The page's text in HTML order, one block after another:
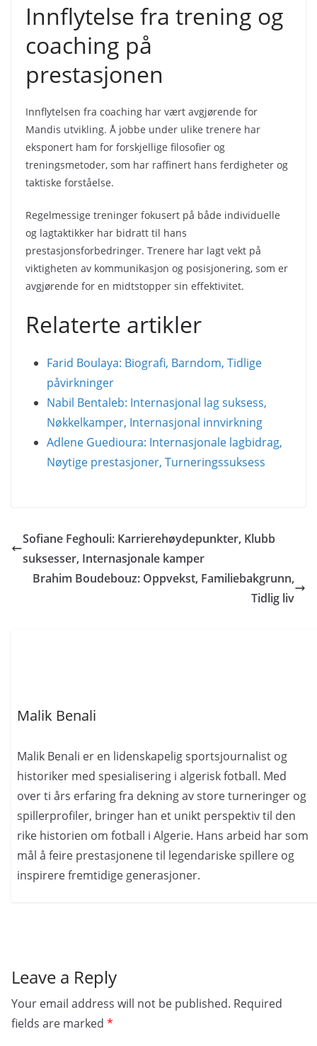
Innflytelse fra trening og
coaching på
prestasjonen
Innflytelsen fra coaching har vært avgjørende for
Mandis utvikling. Å jobbe under ulike trenere har
eksponert ham for forskjellige filosofier og
treningsmetoder, som har raffinert hans ferdigheter og
taktiske forståelse.
Regelmessige treninger fokusert på både individuelle
og lagtaktikker har bidratt til hans
prestasjonsforbedringer. Trenere har lagt vekt på
viktigheten av kommunikasjon og posisjonering, som er
avgjørende for en midtstopper sin effektivitet.
Relaterte artikler
Farid Boulaya: Biografi, Barndom, Tidlige
påvirkninger
Nabil Bentaleb: Internasjonal lag suksess,
Nøkkelkamper, Internasjonal innvirkning
Adlene Guedioura: Internasjonale lagbidrag,
Nøytige prestasjoner, Turneringssuksess
Sofiane Feghouli: Karrierehøydepunkter, Klubb
suksesser, Internasjonale kamper
Brahim Boudebouz: Oppvekst, Familiebakgrunn,
Tidlig liv
Malik Benali
Malik Benali er en lidenskapelig sportsjournalist og
historiker med spesialisering i algerisk fotball. Med
over ti års erfaring fra dekning av store turneringer og
spillerprofiler, bringer han et unikt perspektiv til den
rike historien om fotball i Algerie. Hans arbeid har som
mål å feire prestasjonene til legendariske spillere og
inspirere fremtidige generasjoner.
Leave a Reply
Your email address will not be published. Required
fields are marked *